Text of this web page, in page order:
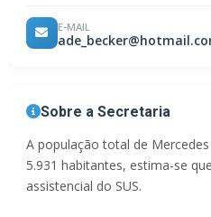
E-MAIL
Sobre a Secretaria
A população total de
5.931 habitantes, estima-se
assistencial do SUS.